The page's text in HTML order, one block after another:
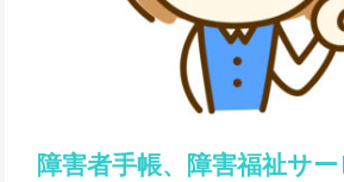
障害者手帳、障害福祉サ